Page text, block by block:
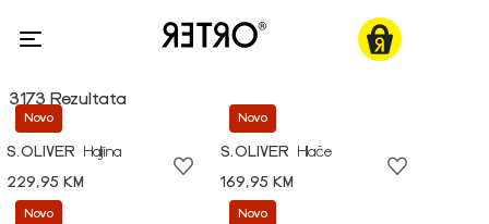
3173 Rezultata
Novo
S.OLIVER
Haljina
229,95 KM
Novo
S.OLIVER
Hlače
169,95 KM
Novo Novo